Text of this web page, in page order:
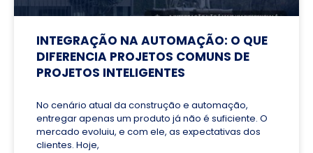
INTEGRAÇÃO NA AUTOMAÇÃO: O QUE
DIFERENCIA PROJETOS COMUNS DE
PROJETOS INTELIGENTES
No cenário atual da construção e automação,
entregar apenas um produto já não é suficiente. O
mercado evoluiu, e com ele, as expectativas dos
clientes. Hoje,